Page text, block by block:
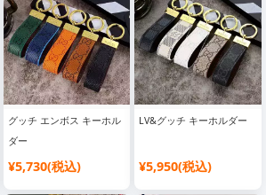
グッチ エンボス キーホル
ダー
¥5,730(税込)
LV&グッチ キーホルダー
¥5,950(税込)